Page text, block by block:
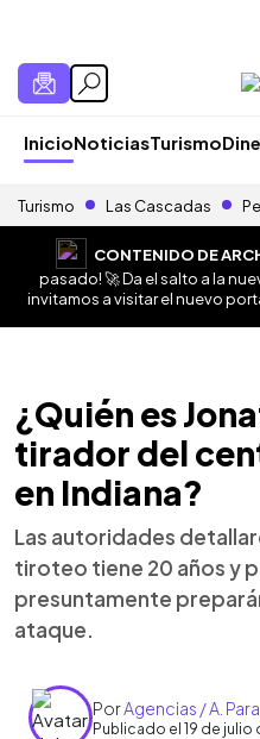
InicioNoticiasTurismo
Turismo Las Cascadas
CONTENIDO DE
pasado! 🚀 Da el salto a la
invitamos a visitar el nuevo
¿Quién es
tirador del
en Indiana?
Las autoridades
tiroteo tiene 20 años y
presuntamente
ataque.
PorAgencias / A.
Publicado el 19 de julio